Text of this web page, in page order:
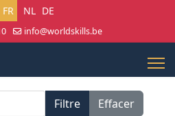
Sélectionnez votre langue
FR NL DE
info@worldskills.be
Filtre
Effacer